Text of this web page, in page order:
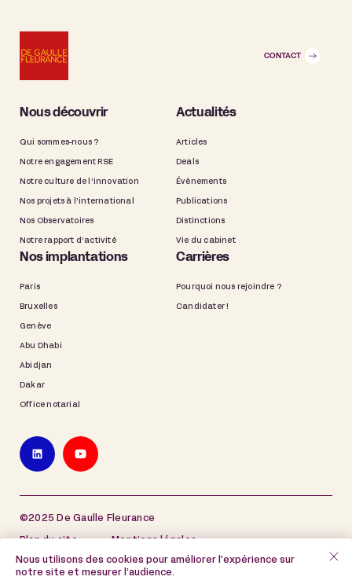
CONTACT
Nous découvrir
Qui sommes-nous ?
Notre engagement RSE
Notre culture de l’innovation
Nos projets à l’international
Nos Observatoires
Notre rapport d’activité
Actualités
Articles
Deals
Évènements
Publications
Distinctions
Vie du cabinet
Nos implantations
Paris
Bruxelles
Genève
Abu Dhabi
Abidjan
Dakar
Office notarial
Carrières
Pourquoi nous rejoindre ?
Candidater !
©2025 De Gaulle Fleurance
Plan du site Mentions légales
Politique de protection des données à caractère
personnel
Nous utilisons des cookies pour améliorer l’expérience sur
notre site et mesurer l’audience.